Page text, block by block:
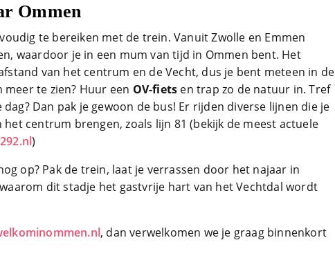
Ommen
te bereiken met de trein. Vanuit Zwolle en Emmen
waardoor je in een mum van tijd in Ommen bent. Het
van het centrum en de Vecht, dus je bent meteen in de
meer te zien? Huur een OV-fiets en trap zo de natuur in. Tref
Dan pak je gewoon de bus! Er rijden diverse lijnen die je
centrum brengen, zoals lijn 81 (bekijk de meest actuele
)
op? Pak de trein, laat je verrassen door het najaar in
dit stadje het gastvrije hart van het Vechtdal wordt
, dan verwelkomen we je graag binnenkort